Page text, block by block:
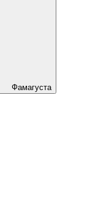
Фамагуста